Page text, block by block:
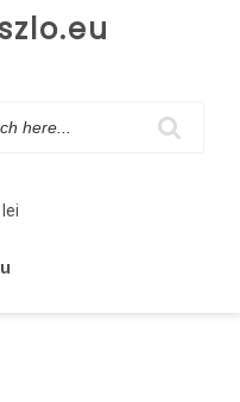
lei